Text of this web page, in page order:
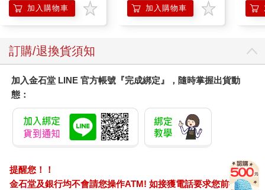
企鵝 加入購物車 加入購物車
訂購/退換貨須知
加入金石堂 LINE 官方帳號『完成綁定』，隨時掌握出貨動
態：
提醒您！！
金石堂及銀行均不會請您操作ATM! 如接獲電話要求您前往